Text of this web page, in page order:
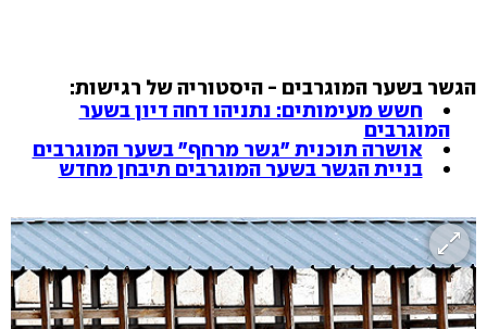
הגשר בשער המוגרבים - היסטוריה של רגישות:
חשש מעימותים: נתניהו דחה דיון בשער
המוגרבים
אושרה תוכנית "גשר מרחף" בשער המוגרבים
בניית הגשר בשער המוגרבים תיבחן מחדש